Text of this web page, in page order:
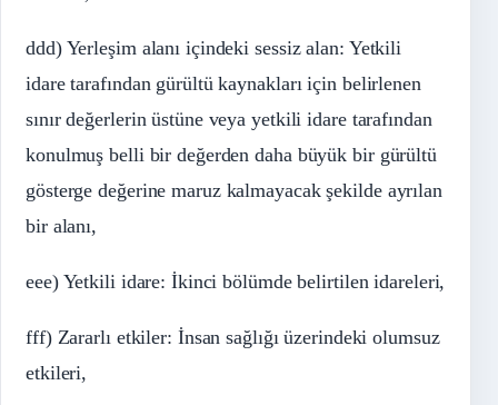
ddd) Yerleşim alanı içindeki sessiz alan: Yetkili
idare tarafından gürültü kaynakları için belirlenen
sınır değerlerin üstüne veya yetkili idare tarafından
konulmuş belli bir değerden daha büyük bir gürültü
gösterge değerine maruz kalmayacak şekilde ayrılan
bir alanı,
eee) Yetkili idare: İkinci bölümde belirtilen idareleri,
fff) Zararlı etkiler: İnsan sağlığı üzerindeki olumsuz
etkileri,